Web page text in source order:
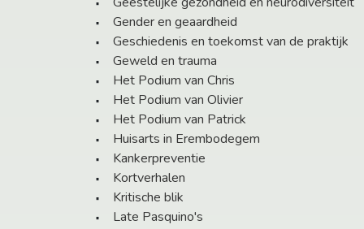
Gender en geaardheid
Geschiedenis en toekomst van de praktijk
Geweld en trauma
Het Podium van Chris
Het Podium van Olivier
Het Podium van Patrick
Huisarts in Erembodegem
Kankerpreventie
Kortverhalen
Kritische blik
Late Pasquino's